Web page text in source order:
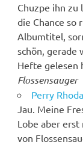
Chuzpe ihn zu
die Chance so
Albumtitel,
schön, gerade
Hefte
Flossensauger
Perry
Jau. Meine
Lobe aber
von